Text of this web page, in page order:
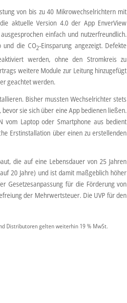
von bis zu 40 Mikrowechselrichtern mit
aktuelle Version 4.0 der App EnverView
einfach und nutzerfreundlich.
und die CO2-Einsparung angezeigt. Defekte
werden, ohne den Stromkreis zu
weitere Module zur Leitung hinzugefügt
geachtet werden.
Bisher mussten Wechselrichter stets
sie sich über eine App bedienen ließen.
vom Laptop oder Smartphone aus bedient
Erstinstallation über einen zu erstellenden
die auf eine Lebensdauer von 25 Jahren
20 Jahre) und ist damit maßgeblich höher
Gesetzesanpassung für die Förderung von
der Mehrwertsteuer. Die UVP für den
Distributoren gelten weiterhin 19 % MwSt.